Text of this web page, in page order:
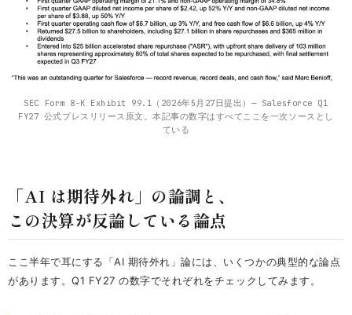
SEC Form 8-K Exhibit 99.1（2026年5月27日提出）— Salesforce Q1
FY27 公式プレスリリース原文。本記事の数字はすべてここを一次ソースとし
ている
「AI は期待外れ」の論調と、
この決算が反論している論点
ここ半年で耳にする「AI 期待外れ」論には、いくつかの典型的な論点
があります。Q1 FY27 の数字でそれぞれをチェックしてみます。